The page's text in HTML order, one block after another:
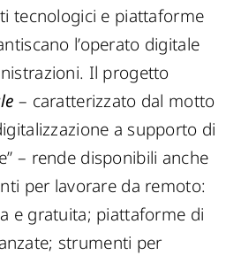
tecnologici e piattaforme
l’operato digitale
Il progetto
– caratterizzato dal motto
a supporto di
– rende disponibili anche
per lavorare da remoto:
e gratuita; piattaforme di
strumenti per